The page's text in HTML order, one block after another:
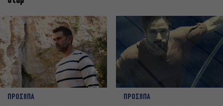
ΠΡΟΣΩΠΑ ΠΡΟΣΩΠΑ